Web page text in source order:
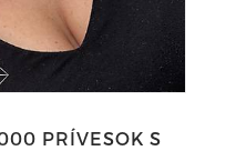
PRÍVESOK S